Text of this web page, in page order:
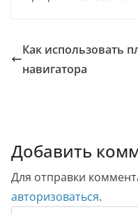
Как использовать
навигатора
Добавить
Для отправки
авторизоваться.